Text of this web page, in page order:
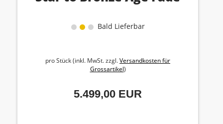
Bald Lieferbar
pro Stück (inkl. MwSt. zzgl.Versandkosten für
Grossartikel)
5.499,00 EUR